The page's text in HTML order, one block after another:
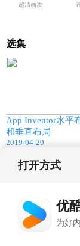
超清画质
选集
App Inventor水平
和垂直布局
2019-04-29
打开方式
优
为好